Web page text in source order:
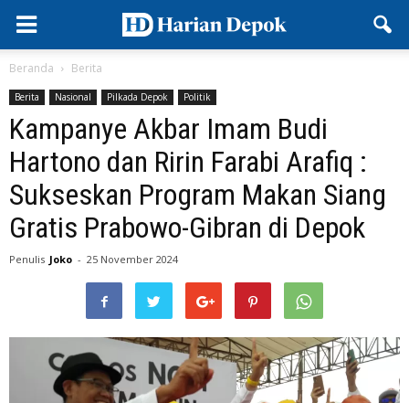
Beranda Berita
Berita Nasional Pilkada Depok Politik
Kampanye Akbar Imam Budi
Hartono dan Ririn Farabi Arafiq :
Sukseskan Program Makan Siang
Gratis Prabowo-Gibran di Depok
Penulis Joko - 25 November 2024